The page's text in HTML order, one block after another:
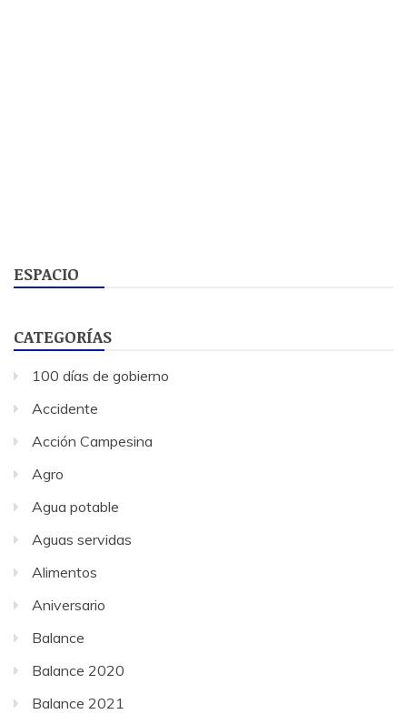
ESPACIO
CATEGORÍAS
100 días de gobierno
Accidente
Acción Campesina
Agro
Agua potable
Aguas servidas
Alimentos
Aniversario
Balance
Balance 2020
Balance 2021